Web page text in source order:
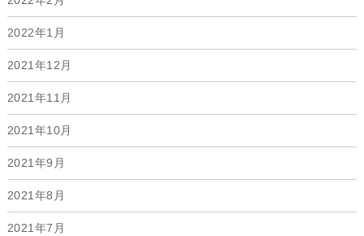
2022年1月
2021年12月
2021年11月
2021年10月
2021年9月
2021年8月
2021年7月